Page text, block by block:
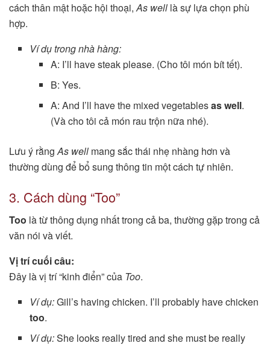
cách thân mật hoặc hội thoại,As well là sự lựa chọn phù
hợp.
Ví dụ trong nhà hàng:
A: I’ll have steak please. (Cho tôi món bít tết).
B: Yes.
A: And I’ll have the mixed vegetablesas well.
(Và cho tôi cả món rau trộn nữa nhé).
Lưu ý rằngAs well mang sắc thái nhẹ nhàng hơn và
thường dùng để bổ sung thông tin một cách tự nhiên.
3. Cách dùng “Too”
Too là từ thông dụng nhất trong cả ba, thường gặp trong cả
văn nói và viết.
Vị trí cuối câu:
Đây là vị trí “kinh điển” của Too.
Ví dụ:Gill’s having chicken. I’ll probably have chicken
too.
Ví dụ:She looks really tired and she must be really